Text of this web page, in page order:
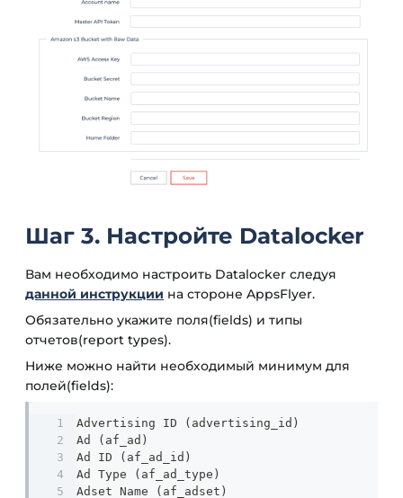
Шаг 3. Настройте Datalocker
Вам необходимо настроить Datalocker следуя
данной инструкции на стороне AppsFlyer.
Обязательно укажите поля(fields) и типы
отчетов(report types).
Ниже можно найти необходимый минимум для
полей(fields):
Advertising ID (advertising_id)
Ad (af_ad)
Ad ID (af_ad_id)
Ad Type (af_ad_type)
Adset Name (af_adset)